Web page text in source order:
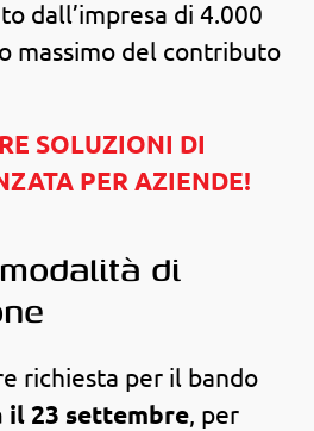
dall’impresa di 4.000
massimo del contributo
SOLUZIONI DI
PER AZIENDE!
di
richiesta per il bando
il 23 settembre, per